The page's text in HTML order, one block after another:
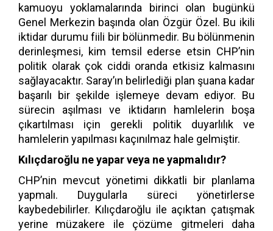
kamuoyu yoklamalarında birinci olan bugünkü
Genel Merkezin başında olan Özgür Özel. Bu ikili
iktidar durumu fiili bir bölünmedir. Bu bölünmenin
derinleşmesi, kim temsil ederse etsin CHP’nin
politik olarak çok ciddi oranda etkisiz kalmasını
sağlayacaktır. Saray’ın belirlediği plan şuana kadar
başarılı bir şekilde işlemeye devam ediyor. Bu
sürecin aşılması ve iktidarın hamlelerin boşa
çıkartılması için gerekli politik duyarlılık ve
hamlelerin yapılması kaçınılmaz hale gelmiştir.
Kılıçdaroğlu ne yapar veya ne yapmalıdır?
CHP’nin mevcut yönetimi dikkatli bir planlama
yapmalı. Duygularla süreci yönetirlerse
kaybedebilirler. Kılıçdaroğlu ile açıktan çatışmak
yerine müzakere ile çözüme gitmeleri daha